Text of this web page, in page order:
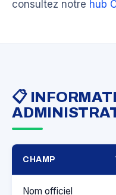
consultez notre hub
📋
CHAMP
Nom officiel